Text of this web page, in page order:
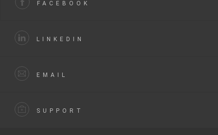
FACEBOOK
LINKEDIN
EMAIL
SUPPORT